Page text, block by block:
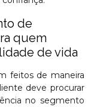
de
quem
de vida
feitos de maneira
deve procurar
no segmento